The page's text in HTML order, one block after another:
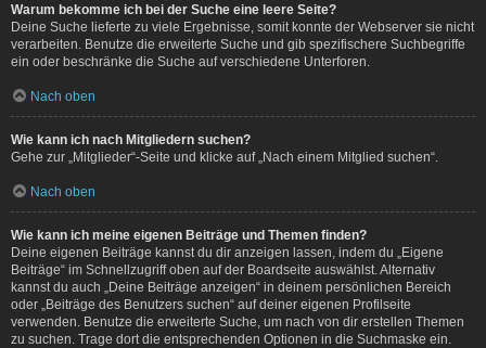
Warum bekomme ich bei der Suche eine leere Seite?
Deine Suche lieferte zu viele Ergebnisse, somit konnte der Webserver sie nicht
verarbeiten. Benutze die erweiterte Suche und gib spezifischere Suchbegriffe
ein oder beschränke die Suche auf verschiedene Unterforen.
Nach oben
Wie kann ich nach Mitgliedern suchen?
Gehe zur „Mitglieder“-Seite und klicke auf „Nach einem Mitglied suchen“.
Nach oben
Wie kann ich meine eigenen Beiträge und Themen finden?
Deine eigenen Beiträge kannst du dir anzeigen lassen, indem du „Eigene
Beiträge“ im Schnellzugriff oben auf der Boardseite auswählst. Alternativ
kannst du auch „Deine Beiträge anzeigen“ in deinem persönlichen Bereich
oder „Beiträge des Benutzers suchen“ auf deiner eigenen Profilseite
verwenden. Benutze die erweiterte Suche, um nach von dir erstellen Themen
zu suchen. Trage dort die entsprechenden Optionen in die Suchmaske ein.